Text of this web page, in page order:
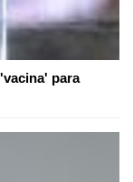
para